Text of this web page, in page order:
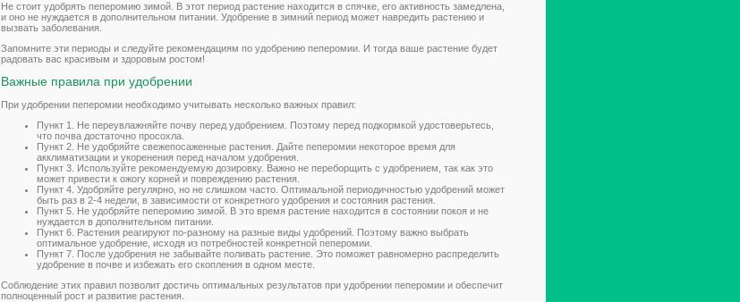
Не стоит удобрять пеперомию зимой. В этот период растение находится в спячке, его активность замедлена,
и оно не нуждается в дополнительном питании. Удобрение в зимний период может навредить растению и
вызвать заболевания.
Запомните эти периоды и следуйте рекомендациям по удобрению пеперомии. И тогда ваше растение будет
радовать вас красивым и здоровым ростом!
Важные правила при удобрении
При удобрении пеперомии необходимо учитывать несколько важных правил:
Пункт 1. Не переувлажняйте почву перед удобрением. Поэтому перед подкормкой удостоверьтесь,
что почва достаточно просохла.
Пункт 2. Не удобряйте свежепосаженные растения. Дайте пеперомии некоторое время для
акклиматизации и укоренения перед началом удобрения.
Пункт 3. Используйте рекомендуемую дозировку. Важно не переборщить с удобрением, так как это
может привести к ожогу корней и повреждению растения.
Пункт 4. Удобряйте регулярно, но не слишком часто. Оптимальной периодичностью удобрений может
быть раз в 2-4 недели, в зависимости от конкретного удобрения и состояния растения.
Пункт 5. Не удобряйте пеперомию зимой. В это время растение находится в состоянии покоя и не
нуждается в дополнительном питании.
Пункт 6. Растения реагируют по-разному на разные виды удобрений. Поэтому важно выбрать
оптимальное удобрение, исходя из потребностей конкретной пеперомии.
Пункт 7. После удобрения не забывайте поливать растение. Это поможет равномерно распределить
удобрение в почве и избежать его скопления в одном месте.
Соблюдение этих правил позволит достичь оптимальных результатов при удобрении пеперомии и обеспечит
полноценный рост и развитие растения.